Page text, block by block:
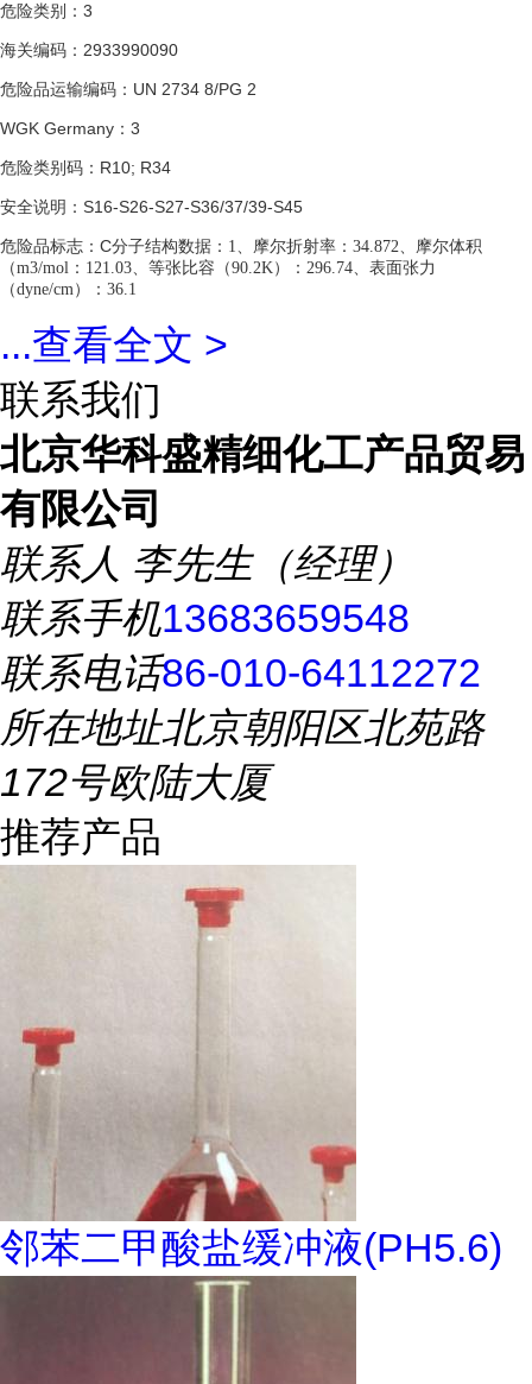
危险类别：3
海关编码：2933990090
危险品运输编码：UN 2734 8/PG 2
WGK Germany：3
危险类别码：R10; R34
安全说明：S16-S26-S27-S36/37/39-S45
危险品标志：C分子结构数据：1、摩尔折射率：34.872、摩尔体积
（m3/mol：121.03、等张比容（90.2K）：296.74、表面张力
（dyne/cm）：36.1
...查看全文 >
联系我们
北京华科盛精细化工产品贸易
有限公司
联系人 李先生（经理）
联系手机13683659548
联系电话86-010-64112272
所在地址北京朝阳区北苑路
172号欧陆大厦
推荐产品
邻苯二甲酸盐缓冲液(PH5.6)